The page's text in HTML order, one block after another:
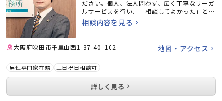
ださい。個人、法人問わず、広く丁寧なリーガ
ルサービスを行い、「相談してよかった」と言
っていただけるよう、力を尽くします。
相談内容を見る
大阪府吹田市千里山西1-37-40 102 地図・アクセス
男性専門家在籍 土日祝日相談可
詳しく見る